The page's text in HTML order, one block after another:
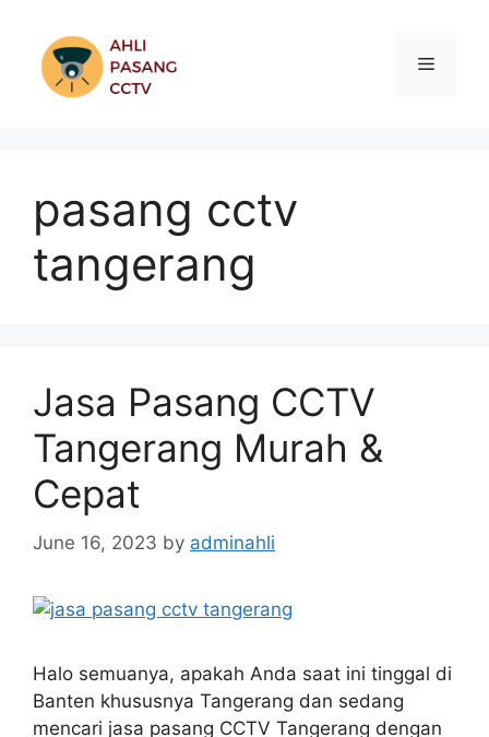
content
Menu
pasang cctv
tangerang
Jasa Pasang CCTV
Tangerang Murah &
Cepat
June 16, 2023 by adminahli
Halo semuanya, apakah Anda saat ini tinggal di
Banten khususnya Tangerang dan sedang
mencari jasa pasang CCTV Tangerang dengan